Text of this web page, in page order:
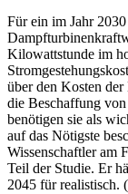
Für ein im Jahr
Kilowattstunde im
über den Kosten
die Beschaffung
benötigen sie als
auf das Nötigste
Wissenschaftler am
Teil der Studie. Er
2045 für realistisch.